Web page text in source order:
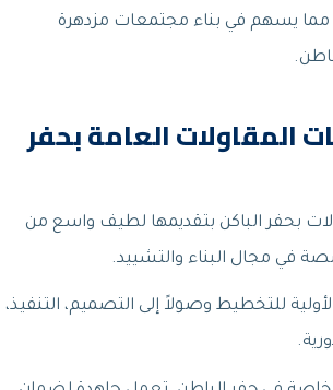
مما يسهم في بناء مجتمعات مزدهرة
المقاولات العامة بحفر
بحفر الباكن بتقديمها لطيف واسع من
في مجال البناء والتشييد.
للتخطيط وصولاً إلى التصميم، التنفيذ،